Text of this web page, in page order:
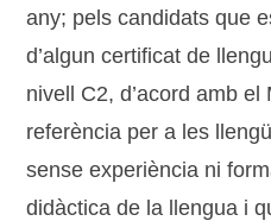
any; pels candidats que
d’algun certificat de
nivell C2, d’acord amb
referència per a les
sense experiència ni
didàctica de la llengua i